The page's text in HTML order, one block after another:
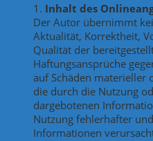
1. Inhalt des
Der Autor übernimmt
Aktualität, Korrektheit,
Qualität der
Haftungsansprüche
auf Schäden materieller
die durch die Nutzung
dargebotenen
Nutzung fehlerhafter
Informationen